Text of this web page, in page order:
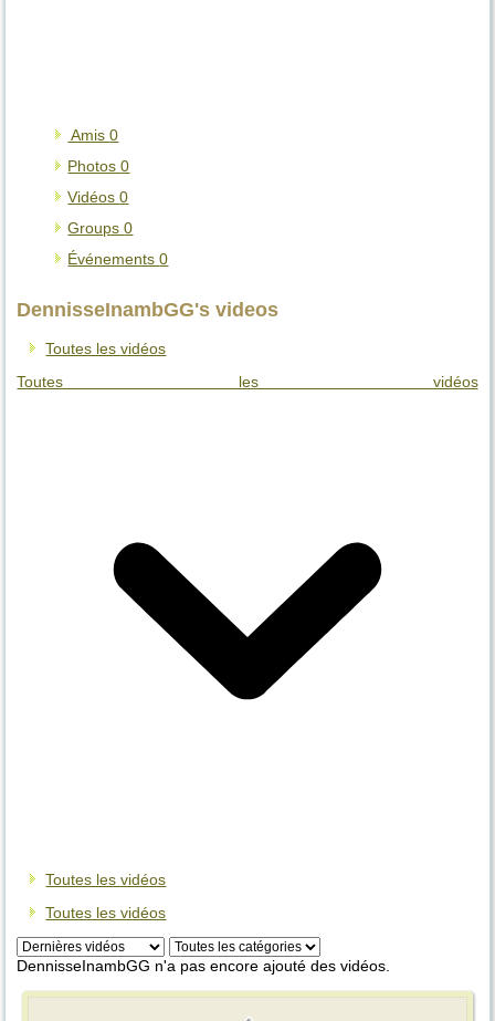
Amis0
Photos0
Vidéos0
Groups0
Événements0
DennisseInambGG's videos
Toutes les vidéos
Toutes les vidéos
Toutes les vidéos
Toutes les vidéos
DennisseInambGG n'a pas encore ajouté des vidéos.